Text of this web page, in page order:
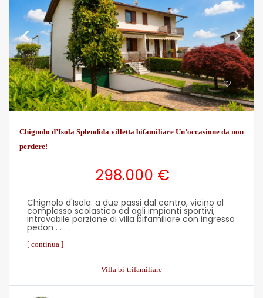
Chignolo d’Isola Splendida villetta bifamiliare Un’occasione da non
perdere!
298.000 €
Chignolo d'Isola: a due passi dal centro, vicino al
complesso scolastico ed agli impianti sportivi,
introvabile porzione di villa bifamiliare con ingresso
pedon . . . .
[ continua ]
Villa bi-trifamiliare